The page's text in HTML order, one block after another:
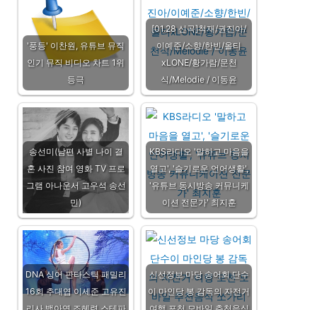
'풍등' 이찬원, 유튜브 뮤직
인기 뮤직 비디오 차트 1위
등극
[01.28 신곡]척재/권진아/
이예준/소향/한빈/올티
xLONE/황가람/문천
식/Melodie / 이동윤
송선미(남편 사별 나이 결
혼 사진 참여 영화 TV 프로
그램 아나운서 고우석 송선
민)
KBS라디오 '말하고 마음을
열고', '슬기로운 언어생활',
'유튜브 동시방송 커뮤니케
이션 전문가' 최지훈
DNA 싱어 판타스틱 패밀리
16회 추대엽 이세준 고유진
신선정보 마당 송어회 단수
이 마인당 봉 감독의 자전거